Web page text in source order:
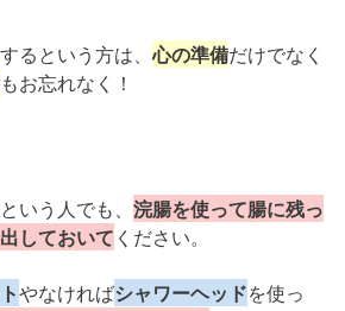
るという方は、心の準備だけでなく
もお忘れなく！
いう人でも、 浣腸を使って腸に残っ
しておいて ください。
やなければシャワーヘッドを使っ